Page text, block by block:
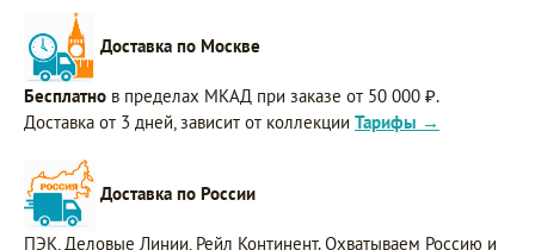
Доставка по Москве
Бесплатно в пределах МКАД при заказе от 50 000 ₽.
Доставка от 3 дней, зависит от коллекции Тарифы →
Доставка по России
ПЭК, Деловые Линии, Рейл Континент. Охватываем Россию и